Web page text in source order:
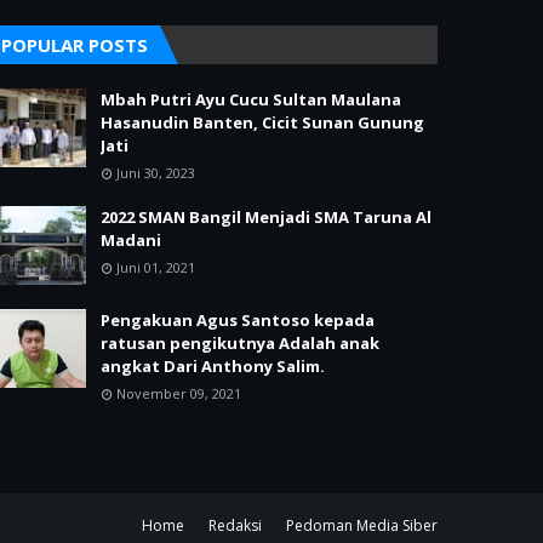
POPULAR POSTS
Mbah Putri Ayu Cucu Sultan Maulana
Hasanudin Banten, Cicit Sunan Gunung
Jati
Juni 30, 2023
2022 SMAN Bangil Menjadi SMA Taruna Al
Madani
Juni 01, 2021
Pengakuan Agus Santoso kepada
ratusan pengikutnya Adalah anak
angkat Dari Anthony Salim.
November 09, 2021
Home Redaksi Pedoman Media Siber